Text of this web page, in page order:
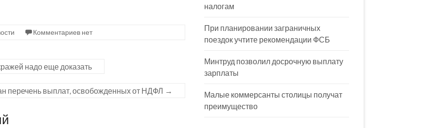
Комментариев нет
надо еще доказать
перечень выплат, освобожденных от НДФЛ →
налогам
При планировании заграничных
поездок учтите рекомендации ФСБ
Минтруд позволил досрочную выплату
зарплаты
Малые коммерсанты столицы получат
преимущество